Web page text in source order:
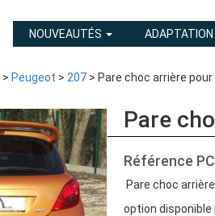
NOUVEAUTÉS ADAPTATION
> Peugeot > 207 > Pare choc arrière
Pare
Référence
Pare choc
option